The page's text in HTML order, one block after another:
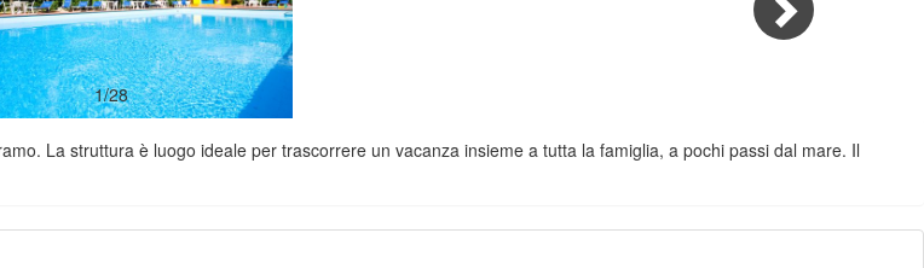
1/28
La struttura è luogo ideale per trascorrere un vacanza insieme a tutta la famiglia, a pochi passi dal mare. Il